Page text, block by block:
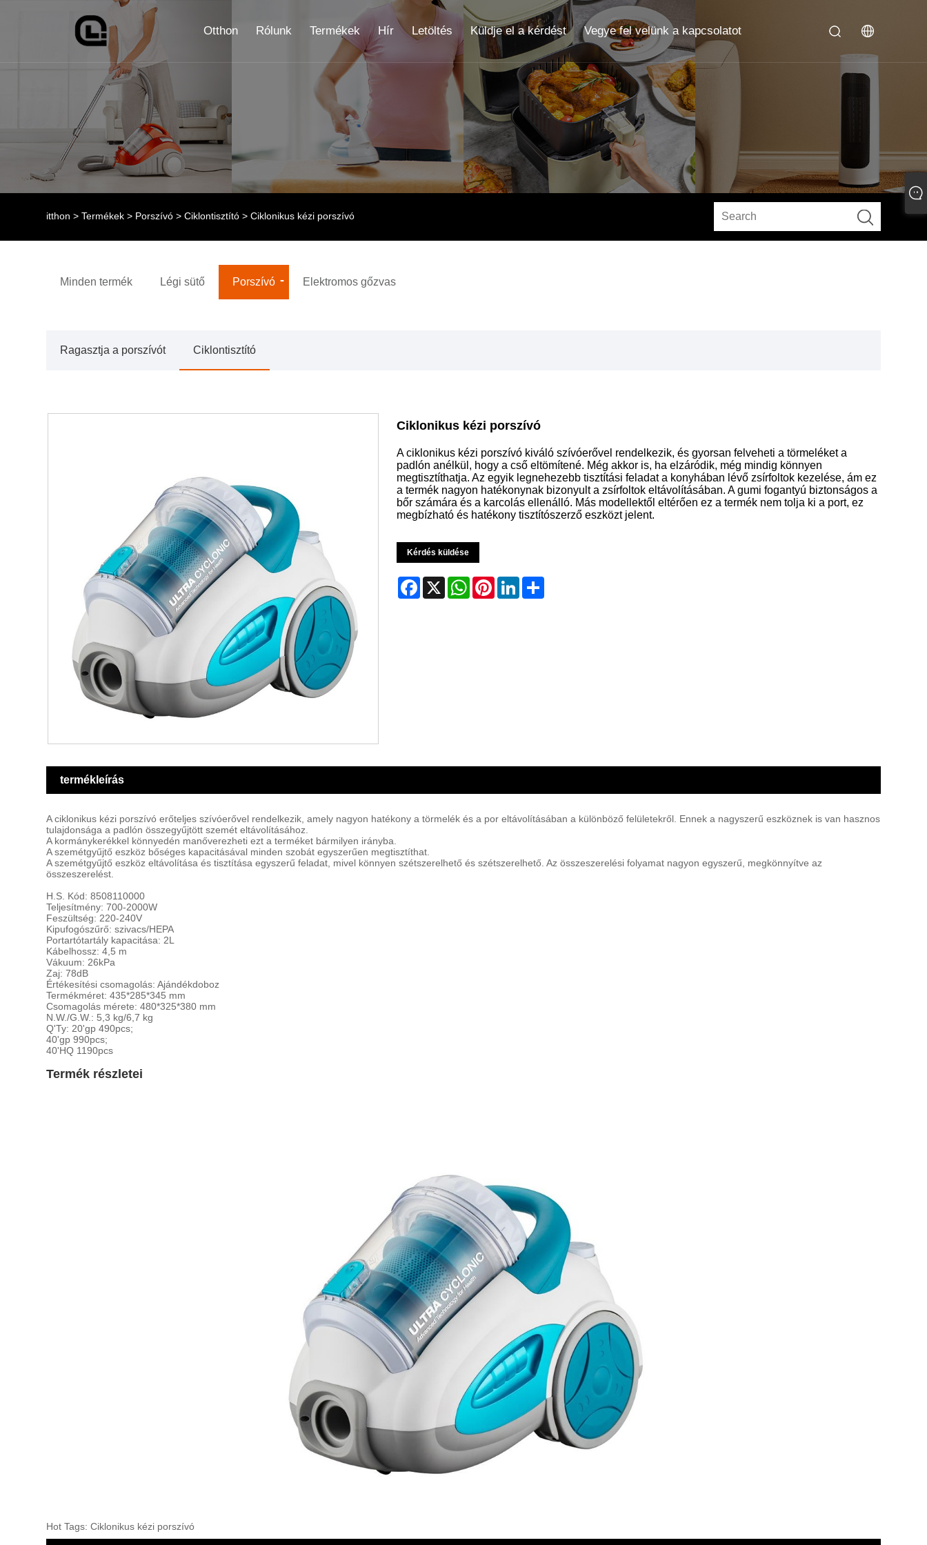
Otthon Rólunk Termékek Hír Letöltés Küldje el a kérdést Vegye fel velünk a kapcsolatot
itthon > Termékek > Porszívó >Ciklontisztító > Ciklonikus kézi porszívó
Minden termék Légi sütő Porszívó Elektromos gőzvas
Ragasztja a porszívót Ciklontisztító
Ciklonikus kézi porszívó
A ciklonikus kézi porszívó kiváló szívóerővel rendelkezik, és gyorsan felveheti a törmeléket a
padlón anélkül, hogy a cső eltömítené. Még akkor is, ha elzáródik, még mindig könnyen
megtisztíthatja. Az egyik legnehezebb tisztítási feladat a konyhában lévő zsírfoltok kezelése, ám ez
a termék nagyon hatékonynak bizonyult a zsírfoltok eltávolításában. A gumi fogantyú biztonságos a
bőr számára és a karcolás ellenálló. Más modellektől eltérően ez a termék nem tolja ki a port, ez
megbízható és hatékony tisztítószerző eszközt jelent.
Kérdés küldése
Facebook
X WhatsApp
PinterestLinkedIn
termékleírás
A ciklonikus kézi porszívó erőteljes szívóerővel rendelkezik, amely nagyon hatékony a törmelék és a por eltávolításában a különböző felületekről. Ennek a nagyszerű eszköznek is van hasznos
tulajdonsága a padlón összegyűjtött szemét eltávolításához.
A kormánykerékkel könnyedén manőverezheti ezt a terméket bármilyen irányba.
A szemétgyűjtő eszköz bőséges kapacitásával minden szobát egyszerűen megtisztíthat.
A szemétgyűjtő eszköz eltávolítása és tisztítása egyszerű feladat, mivel könnyen szétszerelhető és szétszerelhető. Az összeszerelési folyamat nagyon egyszerű, megkönnyítve az
összeszerelést.
H.S. Kód: 8508110000
Teljesítmény: 700-2000W
Feszültség: 220-240V
Kipufogószűrő: szivacs/HEPA
Portartótartály kapacitása: 2L
Kábelhossz: 4,5 m
Vákuum: 26kPa
Zaj: 78dB
Értékesítési csomagolás: Ajándékdoboz
Termékméret: 435*285*345 mm
Csomagolás mérete: 480*325*380 mm
N.W./G.W.: 5,3 kg/6,7 kg
Q'Ty: 20'gp 490pcs;
40'gp 990pcs;
40'HQ 1190pcs
Termék részletei
Hot Tags: Ciklonikus kézi porszívó